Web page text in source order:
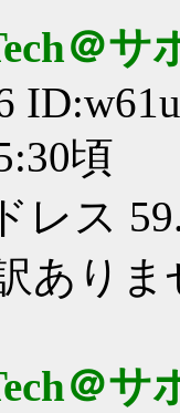
＠サ
頃
レス
あり
＠サ